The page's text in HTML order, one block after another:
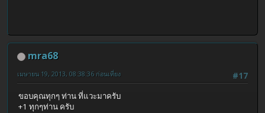
mra68
#17
เมษายน 19, 2013, 08:38:36 ก่อนเที่ยง
ขอบคุณทุกๆ ท่าน ที่แวะมาครับ
+1 ทุกๆท่าน ครับ